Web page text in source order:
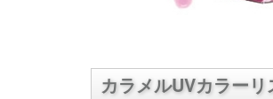
カラメルUVカラーリ